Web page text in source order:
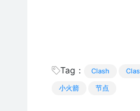
Tag： Clash
小火箭
节点